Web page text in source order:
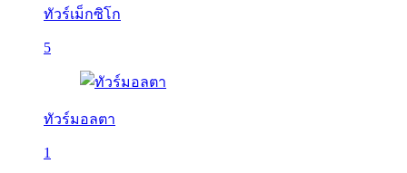
ทัวร์เม็กซิโก
5
ทัวร์มอลตา
1